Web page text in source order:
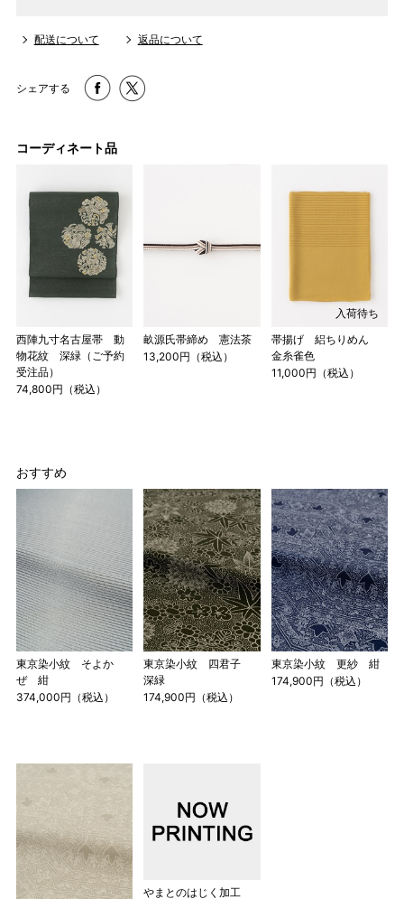
身長目安 身丈
～90cm
4尺1寸
M ～95cm
4尺2寸
L
～165cm
4尺3寸5分
～105cm
167cm
4尺4寸
LL ～170cm ～98cm
169cm
4尺4寸5分
1 寸法は鯨尺（くじらじゃく）寸法です。もともと鯨のひげ
で作られた道具で測っていたので鯨尺と言います。
単位：１尺＝約38cm １寸＝約3.8cm １分＝約0.38cm
3 反物の巾により表記の裄のサイズが出ない場合がございま
す。その際は、目一杯での寸法とさせていただきます。
配送について 返品について
シェアする
コーディネート品
西陣九寸名古屋帯 動
物花紋 深緑（ご予約
受注品）
74,800円（税込）
畝源氏帯締め 憲法茶
13,200円（税込）
入荷待ち
帯揚げ 絽ちりめん
金糸雀色
11,000円（税込）
おすすめ
東京染小紋 そよか
ぜ 紺
374,000円（税込）
東京染小紋 四君子
深緑
174,900円（税込）
東京染小紋 更紗 紺
174,900円（税込）
やまとのはじく加工